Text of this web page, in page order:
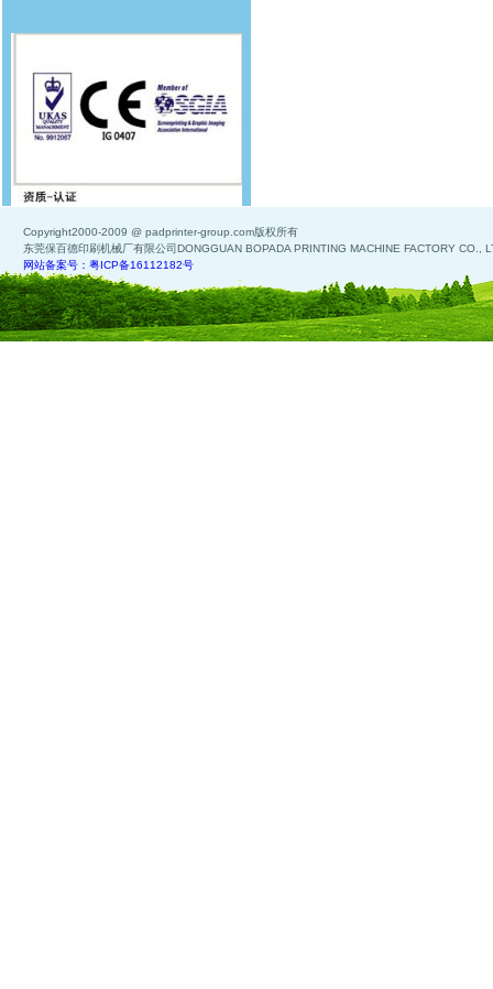
Copyright2000-2009 @ padprinter-group.com版权所有
东莞保百德印刷机械厂有限公司DONGGUAN BOPADA PRINTING MACHINE FACTORY CO.,
网站备案号：粤ICP备16112182号